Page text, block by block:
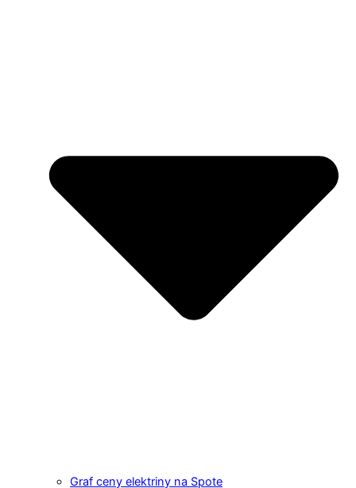
Graf ceny elektriny na Spote